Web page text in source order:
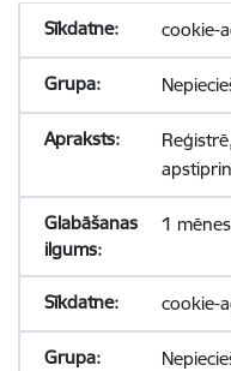
cookie-
1
cookie-